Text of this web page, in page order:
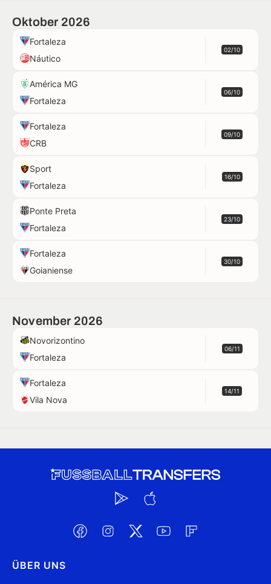
Oktober 2026
Fortaleza
Náutico
02/10
América MG
Fortaleza
06/10
Fortaleza
CRB
09/10
Sport
Fortaleza
16/10
Ponte Preta
Fortaleza
23/10
Fortaleza
Goianiense
30/10
November 2026
Novorizontino
Fortaleza
06/11
Fortaleza
Vila Nova
14/11
ÜBER UNS